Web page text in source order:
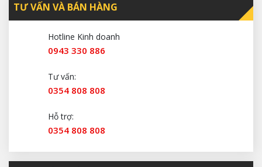
TƯ VẤN VÀ BÁN HÀNG
Hotline Kinh doanh
0943 330 886
Tư vấn:
0354 808 808
Hỗ trợ:
0354 808 808